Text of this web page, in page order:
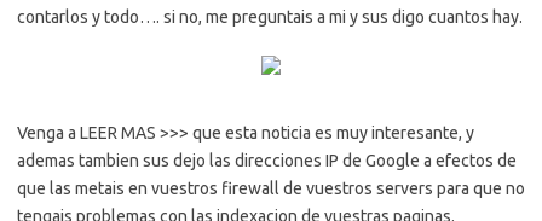
contarlos y todo…. si no, me preguntais a mi y sus digo cuantos hay.
Venga a LEER MAS >>> que esta noticia es muy interesante, y
ademas tambien sus dejo las direcciones IP de Google a efectos de
que las metais en vuestros firewall de vuestros servers para que no
tengais problemas con las indexacion de vuestras paginas.